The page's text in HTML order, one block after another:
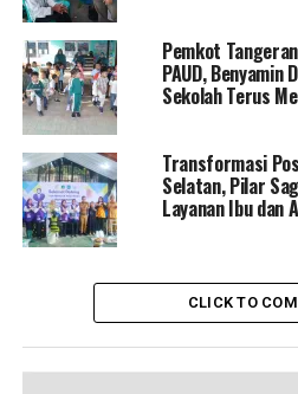
Pemkot
PAUD,
Sekolah Terus
Transformasi
Selatan, Pilar
Layanan Ibu dan
CLICK TO